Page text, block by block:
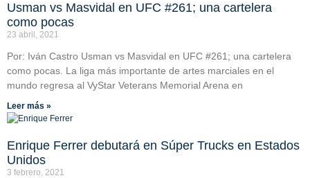
Usman vs Masvidal en UFC #261; una cartelera
como pocas
23 abril, 2021
Por: Iván Castro Usman vs Masvidal en UFC #261; una cartelera
como pocas. La liga más importante de artes marciales en el
mundo regresa al VyStar Veterans Memorial Arena en
Leer más »
Enrique Ferrer debutará en Súper Trucks en Estados
Unidos
3 febrero, 2021